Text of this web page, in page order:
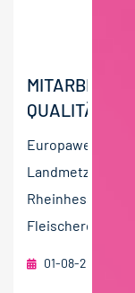
MITARBEITER
Europaweit und
Landmetzgerei
Rheinhessens
01-08-2026